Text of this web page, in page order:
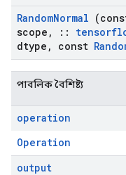
RandomNormal
scope , ::
dtype , const
পাবলিক বৈশিষ্ট্য
operation
Operation
output